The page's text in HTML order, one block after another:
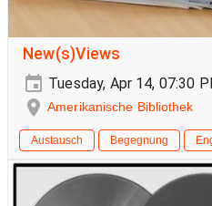
New(s)Views
Tuesday, Apr 14, 07:30
Amerikanische Bibliothek
Austausch Begegnung